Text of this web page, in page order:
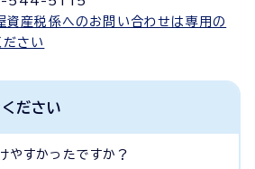
産税係へのお問い合わせは専用の
ださい
ださい
やすかったですか？